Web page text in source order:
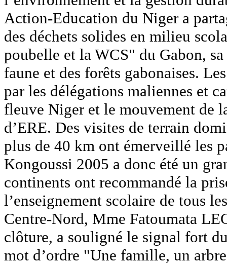
Action-Education du Niger a
des déchets solides en milieu
poubelle et la WCS" du Gabon,
faune et des forêts gabonaises.
par les délégations maliennes et
fleuve Niger et le mouvement de
d’ERE. Des visites de terrain
plus de 40 km ont émerveillé les
Kongoussi 2005 a donc été un
continents ont recommandé la
l’enseignement scolaire de tous
Centre-Nord, Mme Fatoumata
clôture, a souligné le signal fort
mot d’ordre "Une famille, un